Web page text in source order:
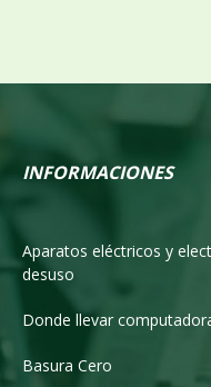
Excelente propuesta para
equipos viejos. Gracias por la
Ernesto Abal
INFORMACIONES
Aparatos eléctricos y
desuso
Donde llevar
Basura Cero